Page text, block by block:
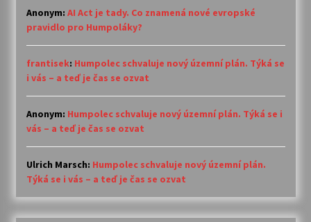
Anonym: AI Act je tady. Co znamená nové evropské
pravidlo pro Humpoláky?
frantisek: Humpolec schvaluje nový územní plán. Týká se
i vás – a teď je čas se ozvat
Anonym: Humpolec schvaluje nový územní plán. Týká se i
vás – a teď je čas se ozvat
Ulrich Marsch: Humpolec schvaluje nový územní plán.
Týká se i vás – a teď je čas se ozvat